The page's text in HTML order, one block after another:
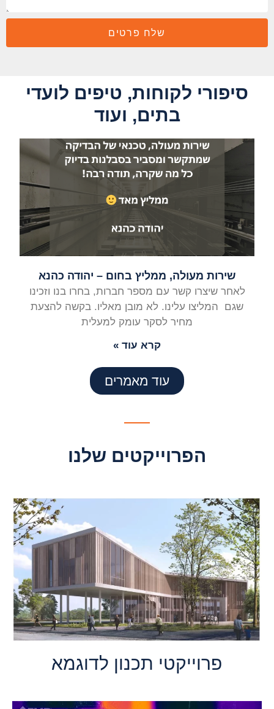
שלח פרטים
סיפורי לקוחות, טיפים לועדי
בתים, ועוד
שירות מעולה, ממליץ בחום – יהודה כהנא
לאחר שיצרו קשר עם מספר חברות, בחרו בנו וזכינו
שגם המליצו עלינו. לא מובן מאליו. בקשה להצעת
מחיר לסקר עומק למעלית
קרא עוד »
עוד מאמרים
הפרוייקטים שלנו
פרוייקטי תכנון לדוגמא